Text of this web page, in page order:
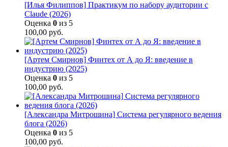
[Илья Филиппов] Практикум по набору аудитории с
Claude (2026)
Оценка 0 из 5
100,00 руб.
[Артем Смирнов] Финтех от А до Я: введение в
индустрию (2025)
Оценка 0 из 5
100,00 руб.
[Александра Митрошина] Система регулярного ведения
блога (2026)
Оценка 0 из 5
100,00 руб.